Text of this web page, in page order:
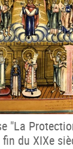
"La
fin du XIXe